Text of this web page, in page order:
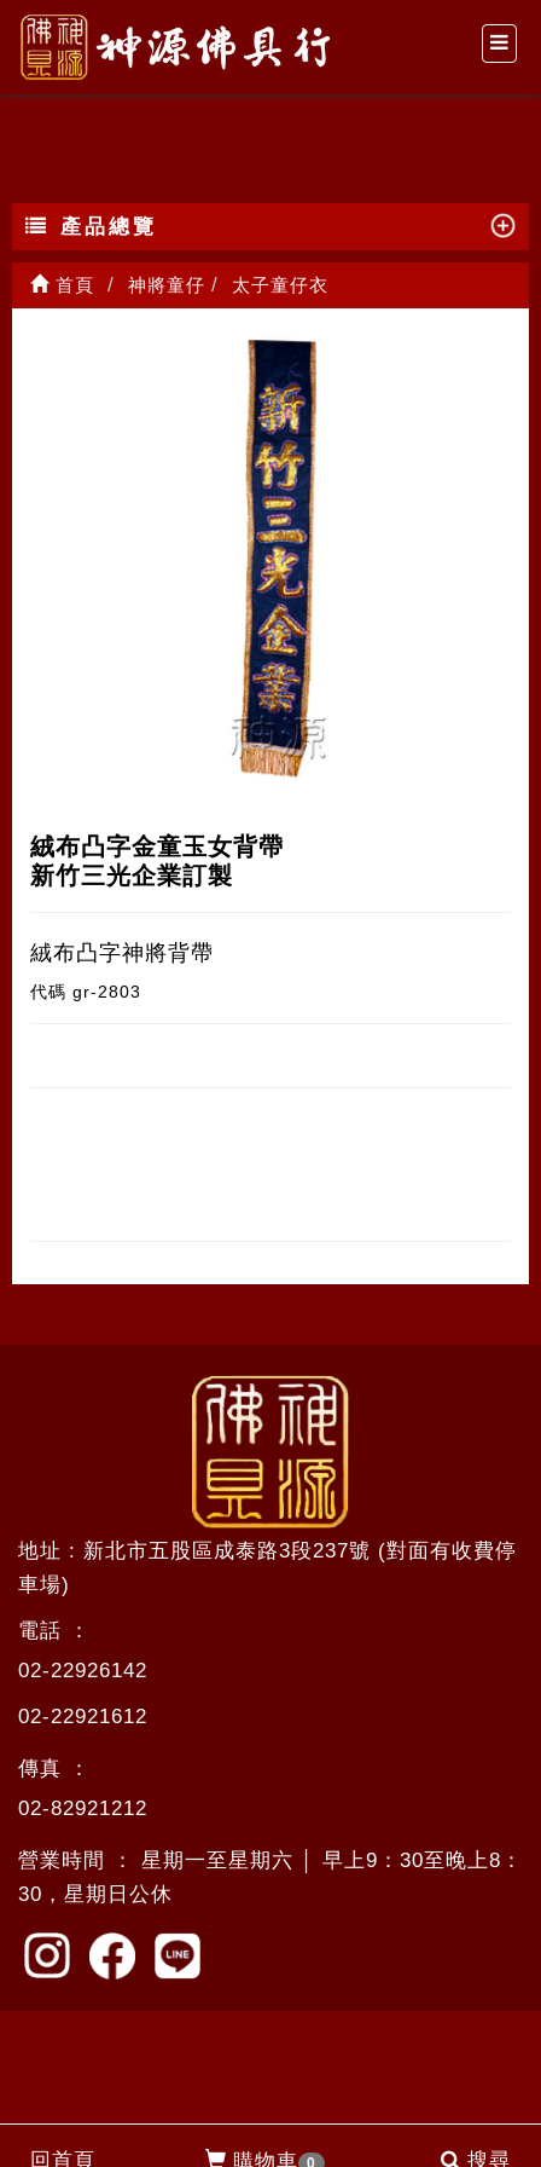
回首頁 購物車 0 搜尋
太子童仔衣
產品總覽
首頁 神將童仔 太子童仔衣
絨布凸字金童玉女背帶
新竹三光企業訂製
絨布凸字神將背帶
代碼 gr-2803
地址 : 新北市五股區成泰路3段237號 (對面有收費停
車場)
電話 ：
02-22926142
02-22921612
傳真 ：
02-82921212
營業時間 ： 星期一至星期六 │ 早上9：30至晚上8：
30，星期日公休